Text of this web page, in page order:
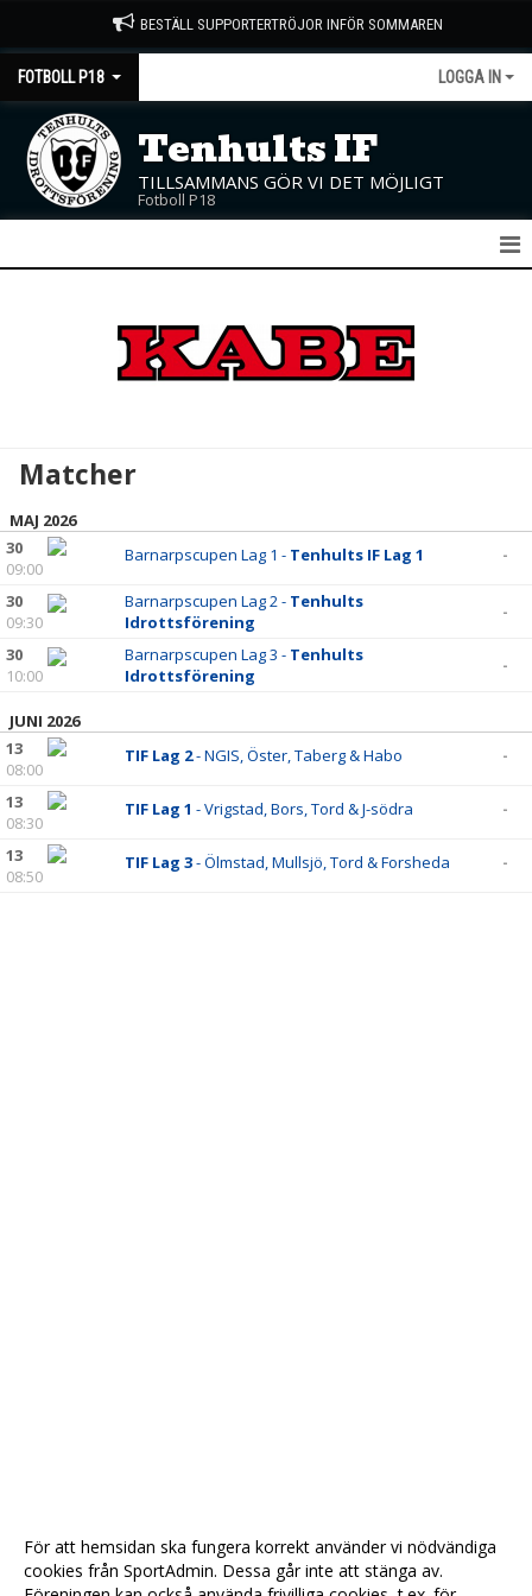
BESTÄLL SUPPORTERTRÖJOR INFÖR SOMMAREN
FOTBOLL P18 LOGGA IN
Tenhults IF
TILLSAMMANS GÖR VI DET MÖJLIGT
Fotboll P18
BILDGALLERI
DOKUMENT
KONTAKT
Matcher
MAJ 2026
30
09:00
Barnarpscupen Lag 1 - Tenhults IF Lag 1 -
30
09:30
Barnarpscupen Lag 2 - Tenhults
Idrottsförening
-
30
10:00
Barnarpscupen Lag 3 - Tenhults
Idrottsförening
-
JUNI 2026
13
08:00
TIF Lag 2- NGIS, Öster, Taberg & Habo -
13
08:30
TIF Lag 1 - Vrigstad, Bors, Tord & J-södra -
13
08:50
TIF Lag 3- Ölmstad, Mullsjö, Tord & Forsheda -
För att hemsidan ska fungera korrekt använder vi nödvändiga
cookies från SportAdmin. Dessa går inte att stänga av.